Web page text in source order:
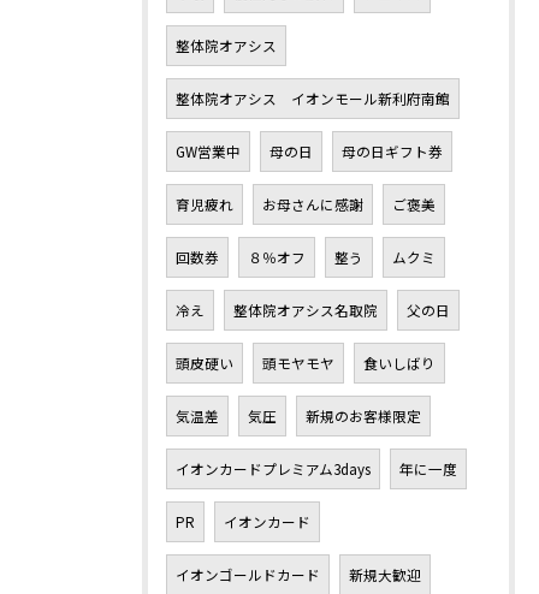
整体院オアシス
整体院オアシス イオンモール新利府南館
GW営業中 母の日 母の日ギフト券
育児疲れ お母さんに感謝 ご褒美
回数券 ８％オフ 整う ムクミ
冷え 整体院オアシス名取院 父の日
頭皮硬い 頭モヤモヤ 食いしばり
気温差 気圧 新規のお客様限定
イオンカードプレミアム3days 年に一度
PR イオンカード
イオンゴールドカード 新規大歓迎